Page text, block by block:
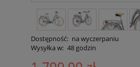
Dostępność: na wyczerpaniu
Wysyłka w: 48 godzin